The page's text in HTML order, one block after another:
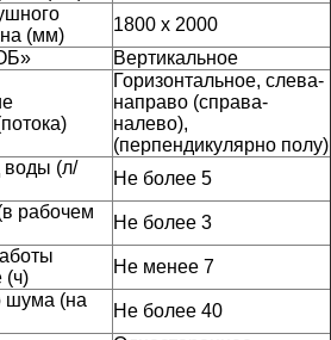
(мм)
1800 x 2000
Вертикальное
Горизонтальное, слева-
направо (справа-
налево),
(перпендикулярно полу)
воды (л/
Не более 5
рабочем
Не более 3
(ч)
Не менее 7
шума (на
Не более 40